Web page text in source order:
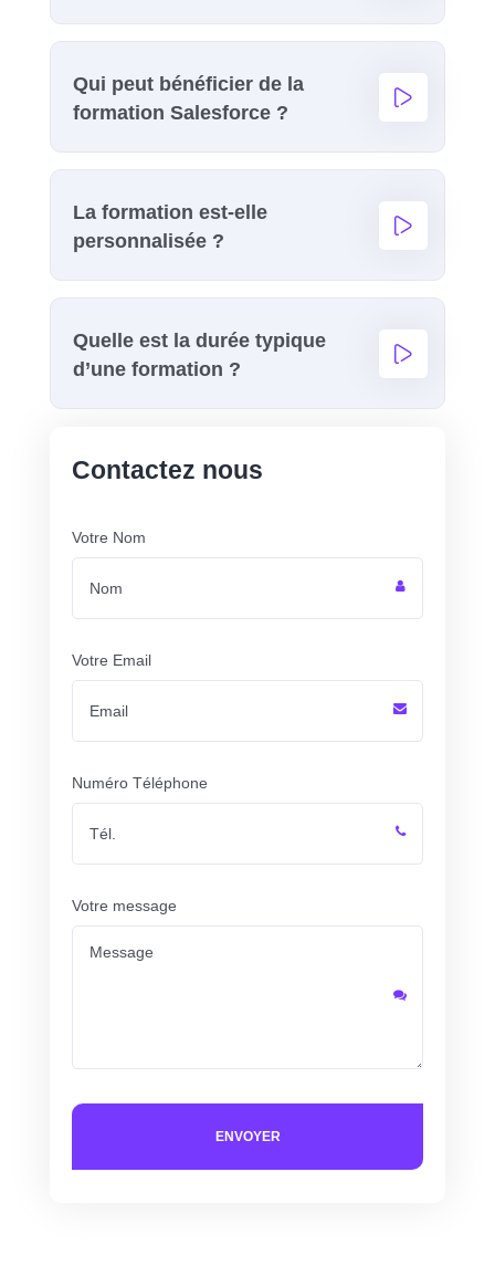
Qui peut bénéficier de la
formation Salesforce ?
La formation est-elle
personnalisée ?
Quelle est la durée typique
d’une formation ?
Contactez nous
Votre Nom
Votre Email
Numéro Téléphone
Votre message